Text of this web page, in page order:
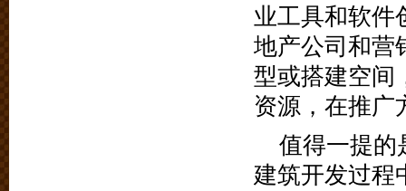
业工具和软件
地产公司和营
型或搭建空间
资源，在推广
值得一提的
建筑开发过程